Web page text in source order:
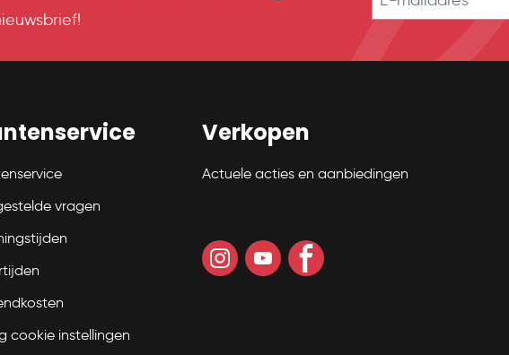
vragen
cookie instellingen
Verkopen
Actuele acties en aanbiedingen